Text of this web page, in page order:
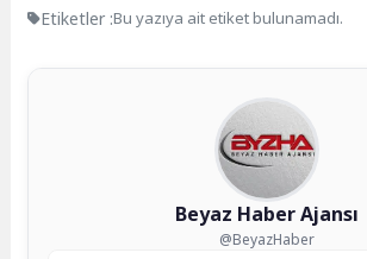
Etiketler :Bu yazıya ait etiket bulunamadı.
Beyaz Haber Ajansı
@BeyazHaber